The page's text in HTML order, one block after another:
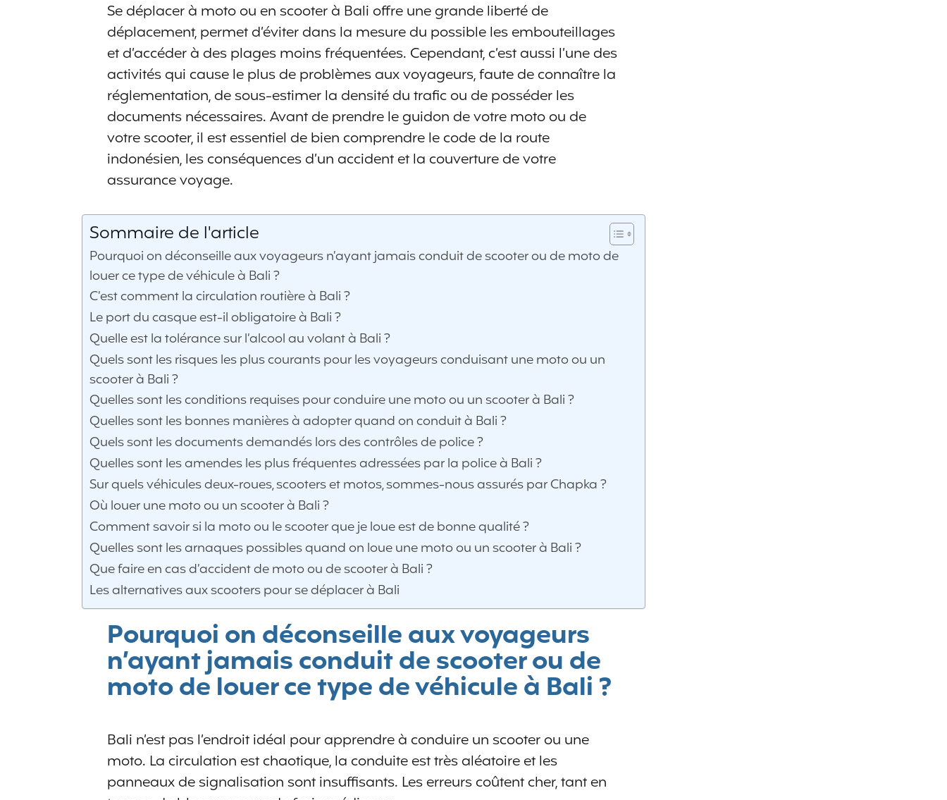
Se déplacer à moto ou en scooter à Bali offre une grande liberté de
déplacement, permet d’éviter dans la mesure du possible les embouteillages
et d’accéder à des plages moins fréquentées. Cependant, c’est aussi l’une des
activités qui cause le plus de problèmes aux voyageurs, faute de connaître la
réglementation, de sous-estimer la densité du trafic ou de posséder les
documents nécessaires. Avant de prendre le guidon de votre moto ou de
votre scooter, il est essentiel de bien comprendre le code de la route
indonésien, les conséquences d’un accident et la couverture de votre
assurance voyage.
Sommaire de l'article
Pourquoi on déconseille aux voyageurs n’ayant jamais conduit de scooter ou de moto de
louer ce type de véhicule à Bali ?
C’est comment la circulation routière à Bali ?
Le port du casque est-il obligatoire à Bali ?
Quelle est la tolérance sur l’alcool au volant à Bali ?
Quels sont les risques les plus courants pour les voyageurs conduisant une moto ou un
scooter à Bali ?
Quelles sont les conditions requises pour conduire une moto ou un scooter à Bali ?
Quelles sont les bonnes manières à adopter quand on conduit à Bali ?
Quels sont les documents demandés lors des contrôles de police ?
Quelles sont les amendes les plus fréquentes adressées par la police à Bali ?
Sur quels véhicules deux-roues, scooters et motos, sommes-nous assurés par Chapka ?
Où louer une moto ou un scooter à Bali ?
Comment savoir si la moto ou le scooter que je loue est de bonne qualité ?
Quelles sont les arnaques possibles quand on loue une moto ou un scooter à Bali ?
Que faire en cas d’accident de moto ou de scooter à Bali ?
Les alternatives aux scooters pour se déplacer à Bali
Pourquoi on déconseille aux voyageurs
n’ayant jamais conduit de scooter ou de
moto de louer ce type de véhicule à Bali ?
Bali n’est pas l’endroit idéal pour apprendre à conduire un scooter ou une
moto. La circulation est chaotique, la conduite est très aléatoire et les
panneaux de signalisation sont insuffisants. Les erreurs coûtent cher, tant en